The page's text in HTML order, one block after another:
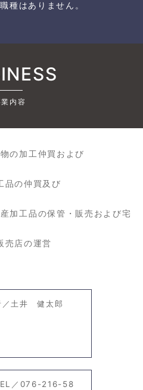
種はありません。
内容
の加工仲買および
の仲買及び
加工品の保管・販売および宅
店の運営
／土井 健太郎
／076-216-58